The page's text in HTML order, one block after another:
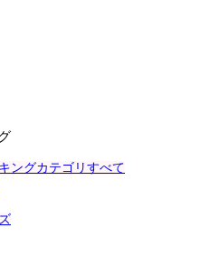
ングカテゴリすべて